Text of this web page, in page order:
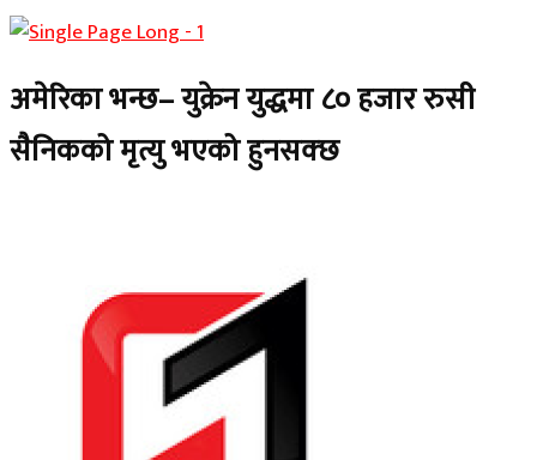
अमेरिका भन्छ– युक्रेन युद्धमा ८० हजार रुसी
सैनिकको मृत्यु भएको हुनसक्छ